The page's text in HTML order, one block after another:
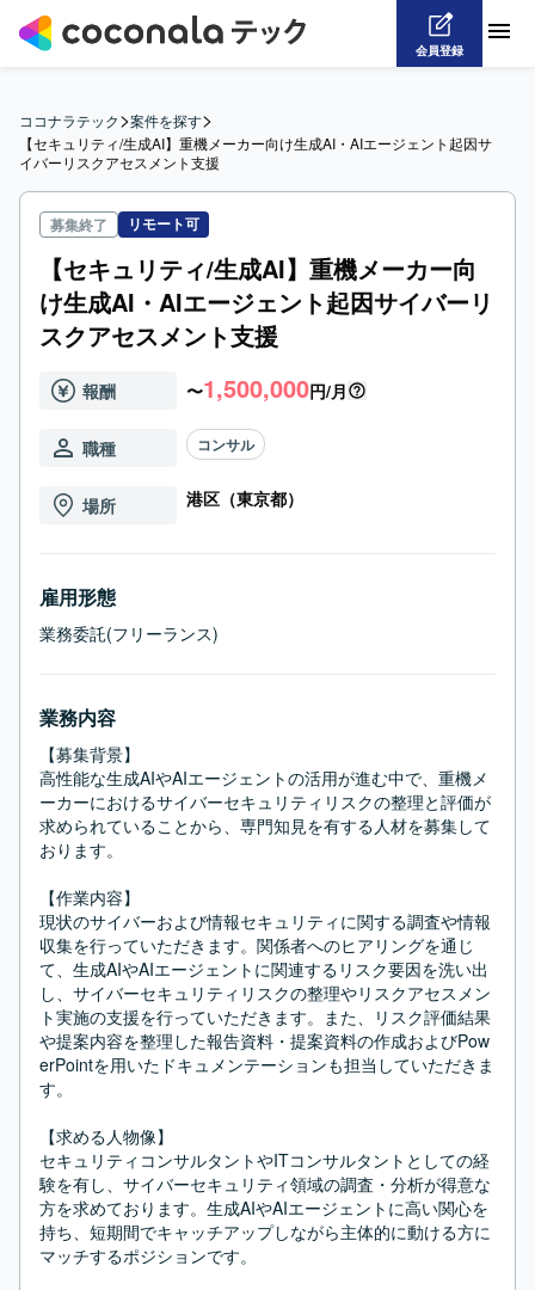
会員登録
ココナラテック>案件を探す>
【セキュリティ/生成AI】重機メーカー向け生成AI・AIエージェント起因サ
イバーリスクアセスメント支援
募集終了 リモート可
【セキュリティ/生成AI】重機メーカー向
け生成AI・AIエージェント起因サイバーリ
スクアセスメント支援
報酬 〜1,500,000円/月
職種 コンサル
場所 港区（東京都）
雇用形態
業務委託(フリーランス)
業務内容
【募集背景】
高性能な生成AIやAIエージェントの活用が進む中で、重機メ
ーカーにおけるサイバーセキュリティリスクの整理と評価が
求められていることから、専門知見を有する人材を募集して
おります。
【作業内容】
現状のサイバーおよび情報セキュリティに関する調査や情報
収集を行っていただきます。関係者へのヒアリングを通じ
て、生成AIやAIエージェントに関連するリスク要因を洗い出
し、サイバーセキュリティリスクの整理やリスクアセスメン
ト実施の支援を行っていただきます。また、リスク評価結果
や提案内容を整理した報告資料・提案資料の作成およびPow
erPointを用いたドキュメンテーションも担当していただきま
す。
【求める人物像】
セキュリティコンサルタントやITコンサルタントとしての経
験を有し、サイバーセキュリティ領域の調査・分析が得意な
方を求めております。生成AIやAIエージェントに高い関心を
持ち、短期間でキャッチアップしながら主体的に動ける方に
マッチするポジションです。